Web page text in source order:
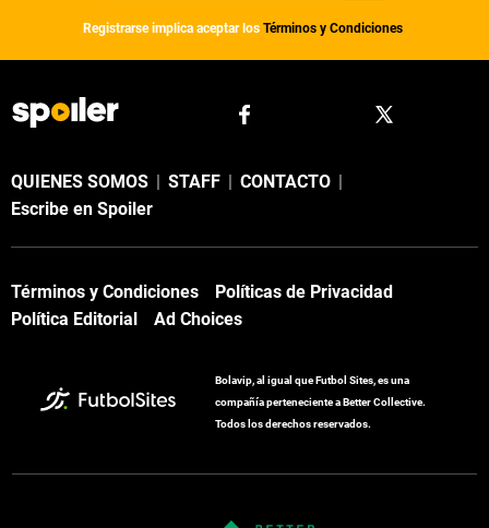
Registrarse implica aceptar los Términos y Condiciones
QUIENES SOMOS STAFF CONTACTO
Escribe en Spoiler
Términos y Condiciones
Políticas de Privacidad
Política Editorial
Ad Choices
Bolavip, al igual que Futbol Sites, es una
compañía perteneciente a Better Collective.
Todos los derechos reservados.